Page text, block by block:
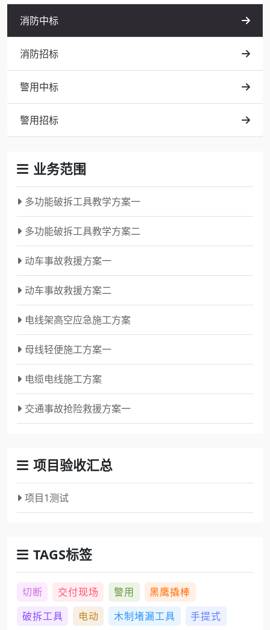
消防中标
消防招标
警用中标
警用招标
业务范围
多功能破拆工具教学方案一
多功能破拆工具教学方案二
动车事故救援方案一
动车事故救援方案二
电线架高空应急施工方案
母线轻便施工方案一
电缆电线施工方案
交通事故抢险救援方案一
项目验收汇总
项目1测试
TAGS标签
切断 交付现场 警用
黑鹰撬棒
破拆工具
电动 木制堵漏工具
手提式